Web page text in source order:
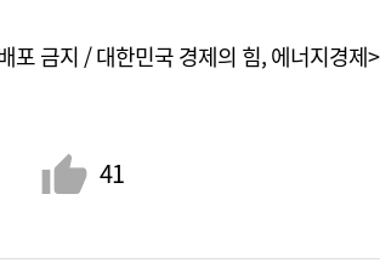
금지 / 대한민국 경제의 힘, 에너지경제>
41